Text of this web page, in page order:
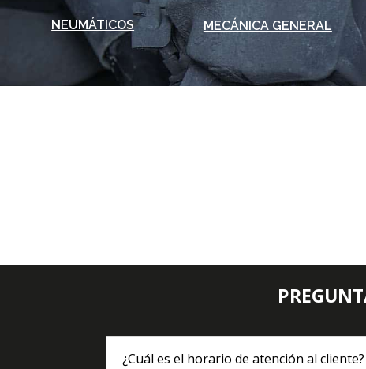
NEUMÁTICOS MECÁNICA GENERAL
¿Cuál es el horario de atención al cliente?